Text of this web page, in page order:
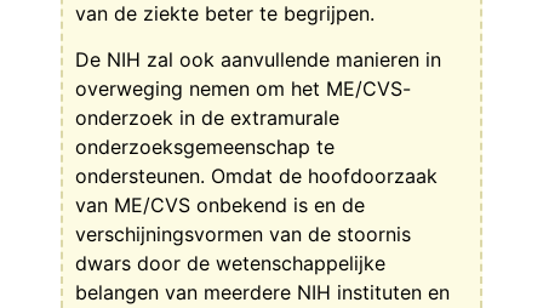
van de ziekte beter te begrijpen.
De NIH zal ook aanvullende manieren in
overweging nemen om het ME/CVS-
onderzoek in de extramurale
onderzoeksgemeenschap te
ondersteunen. Omdat de hoofdoorzaak
van ME/CVS onbekend is en de
verschijningsvormen van de stoornis
dwars door de wetenschappelijke
belangen van meerdere NIH instituten en